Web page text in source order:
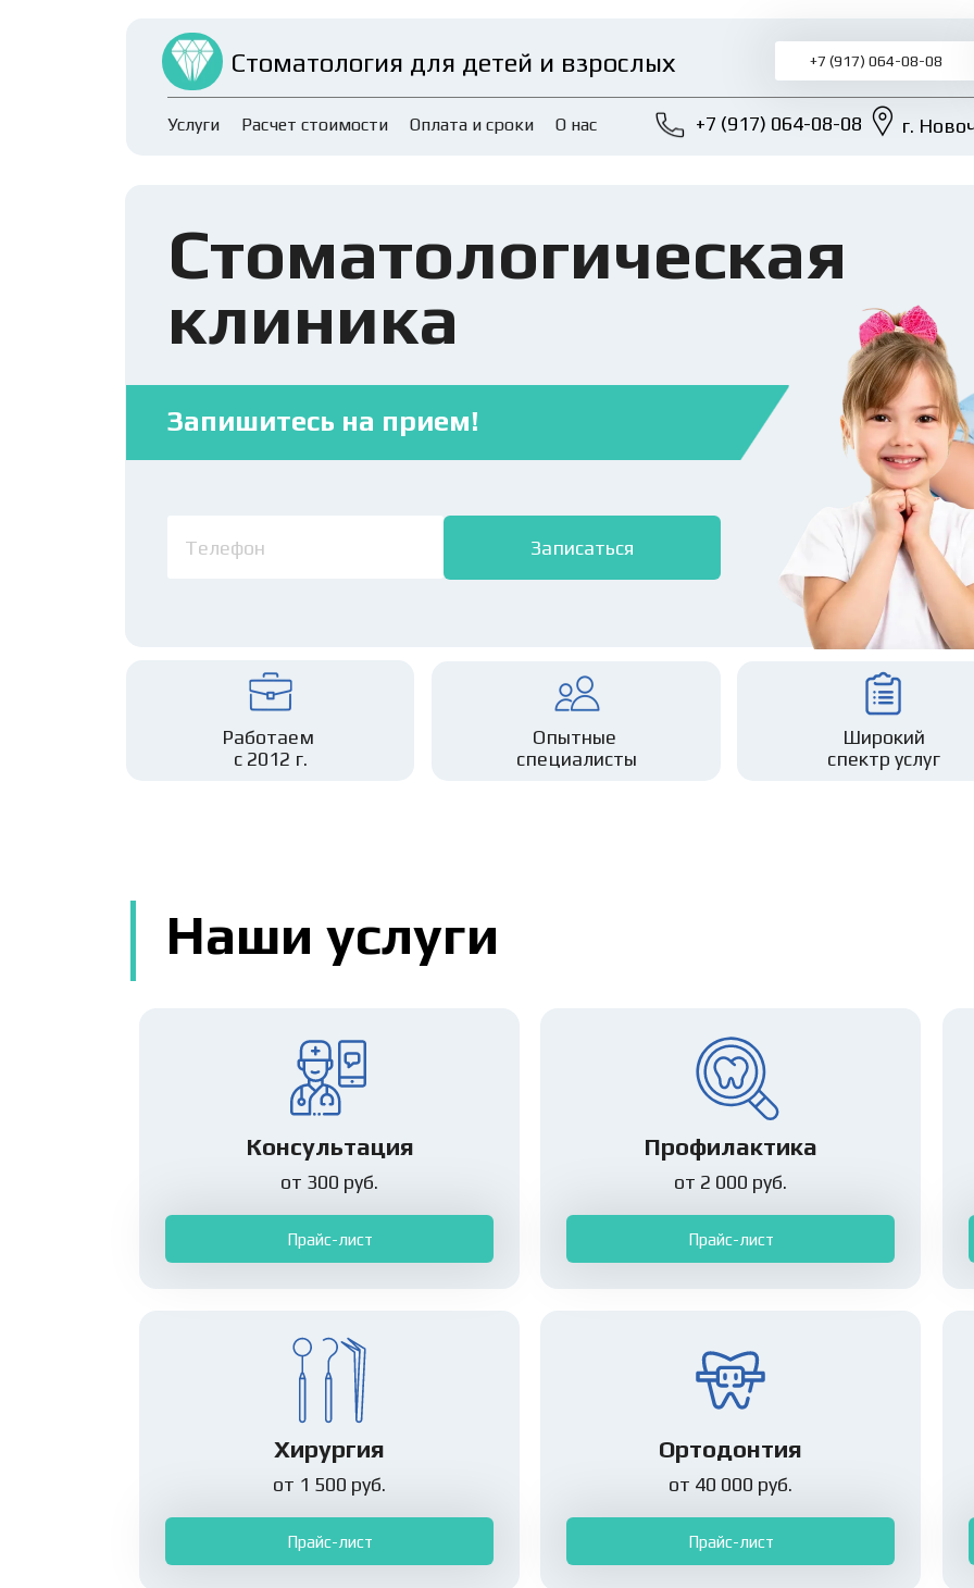
+7 (917) 064-08-08
Стоматология для детей и взрослых
Услуги Расчет стоимости Оплата и сроки О нас +7 (917) 064-08-08 г.
Запишитесь на прием!
Стоматологическая
клиника
Записаться
Работаем
с 2012 г.
Опытные
специалисты
Широкий
спектр услуг
Наши услуги
Консультация
от 300 руб.
Прайс-лист
Профилактика
от 2 000 руб.
Прайс-лист
Хирургия
от 1 500 руб.
Прайс-лист
Ортодонтия
от 40 000 руб.
Прайс-лист